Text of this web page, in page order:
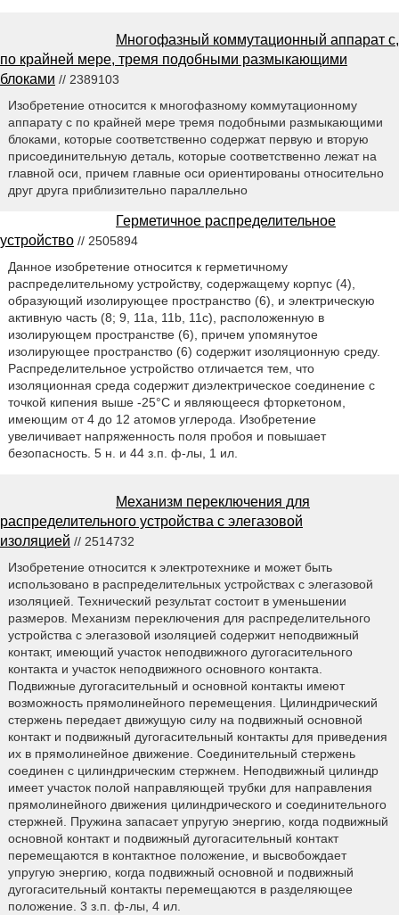
Многофазный коммутационный аппарат с,
по крайней мере, тремя подобными размыкающими
блоками // 2389103
Изобретение относится к многофазному коммутационному
аппарату с по крайней мере тремя подобными размыкающими
блоками, которые соответственно содержат первую и вторую
присоединительную деталь, которые соответственно лежат на
главной оси, причем главные оси ориентированы относительно
друг друга приблизительно параллельно
Герметичное распределительное
устройство // 2505894
Данное изобретение относится к герметичному
распределительному устройству, содержащему корпус (4),
образующий изолирующее пространство (6), и электрическую
активную часть (8; 9, 11a, 11b, 11c), расположенную в
изолирующем пространстве (6), причем упомянутое
изолирующее пространство (6) содержит изоляционную среду.
Распределительное устройство отличается тем, что
изоляционная среда содержит диэлектрическое соединение с
точкой кипения выше -25°C и являющееся фторкетоном,
имеющим от 4 до 12 атомов углерода. Изобретение
увеличивает напряженность поля пробоя и повышает
безопасность. 5 н. и 44 з.п. ф-лы, 1 ил.
Механизм переключения для
распределительного устройства с элегазовой
изоляцией // 2514732
Изобретение относится к электротехнике и может быть
использовано в распределительных устройствах с элегазовой
изоляцией. Технический результат состоит в уменьшении
размеров. Механизм переключения для распределительного
устройства с элегазовой изоляцией содержит неподвижный
контакт, имеющий участок неподвижного дугогасительного
контакта и участок неподвижного основного контакта.
Подвижные дугогасительный и основной контакты имеют
возможность прямолинейного перемещения. Цилиндрический
стержень передает движущую силу на подвижный основной
контакт и подвижный дугогасительный контакты для приведения
их в прямолинейное движение. Соединительный стержень
соединен с цилиндрическим стержнем. Неподвижный цилиндр
имеет участок полой направляющей трубки для направления
прямолинейного движения цилиндрического и соединительного
стержней. Пружина запасает упругую энергию, когда подвижный
основной контакт и подвижный дугогасительный контакт
перемещаются в контактное положение, и высвобождает
упругую энергию, когда подвижный основной и подвижный
дугогасительный контакты перемещаются в разделяющее
положение. 3 з.п. ф-лы, 4 ил.